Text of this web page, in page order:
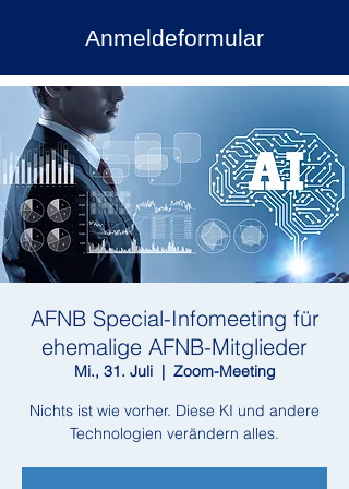
Anmeldeformular
AFNB Special-Infomeeting für
ehemalige AFNB-Mitglieder
Mi., 31. Juli
  |
Zoom-Meeting
Nichts ist wie vorher. Diese KI und andere
Technologien verändern alles.